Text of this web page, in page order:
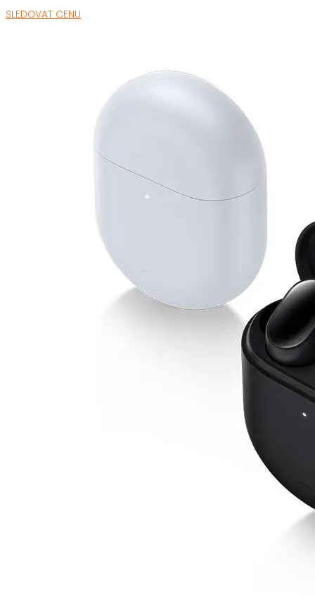
SLEDOVAT CENU